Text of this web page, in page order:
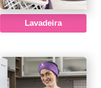
Lavadeira